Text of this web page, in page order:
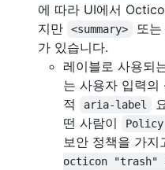
에 따라 UI에서
지만
<summary> 또는
가 있습니다.
레이블로 사용되
는 사용자 입력의
적
aria-label
떤 사람이
보안 정책을 가
octicon "trash"